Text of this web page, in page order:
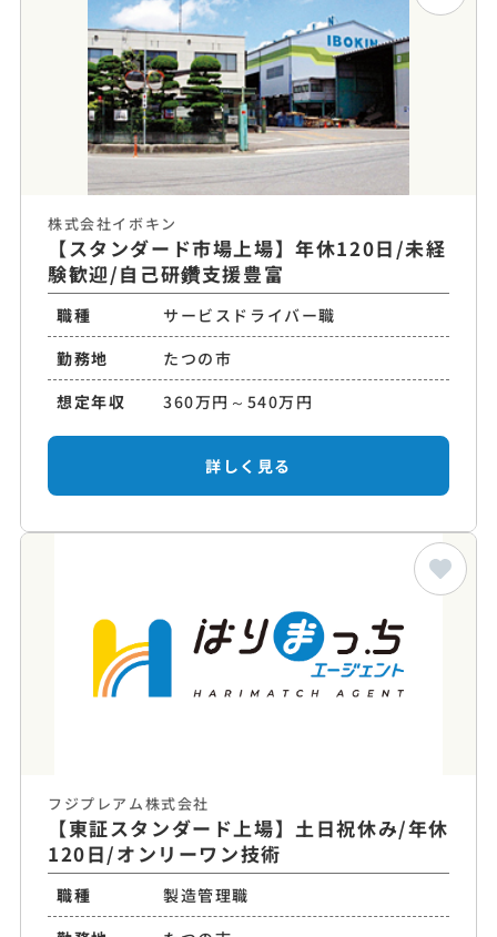
株式会社イボキン
【スタンダード市場上場】年休120日/未経
験歓迎/自己研鑽支援豊富
職種
サービスドライバー職
勤務地
たつの市
想定年収
360万円～540万円
詳しく見る
フジプレアム株式会社
【東証スタンダード上場】土日祝休み/年休
120日/オンリーワン技術
職種
製造管理職